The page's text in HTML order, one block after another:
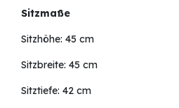
Sitzmaße
Sitzhöhe: 45 cm
Sitzbreite: 45 cm
Sitztiefe: 42 cm